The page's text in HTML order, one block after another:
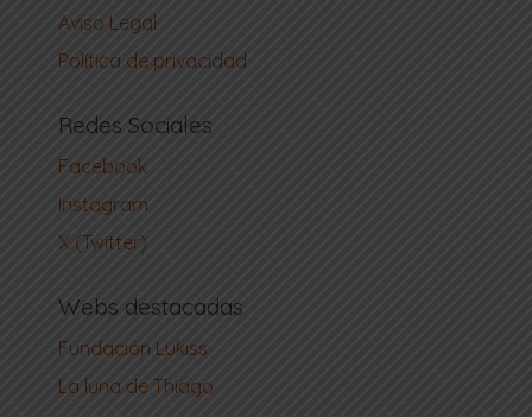
Aviso Legal
Política de privacidad
Redes Sociales
Facebook
Instagram
X (Twitter)
Webs destacadas
Fundación Lukiss
La luna de Thiago